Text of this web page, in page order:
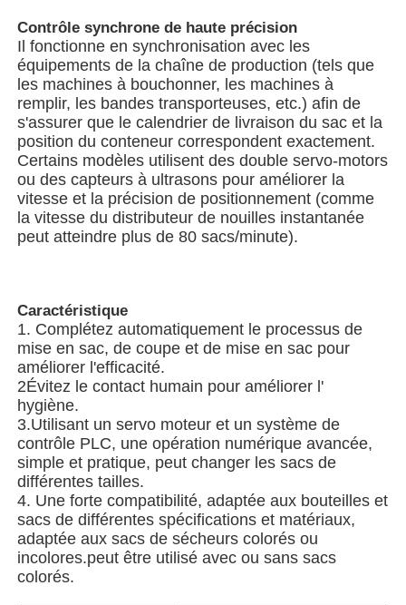
Machine à emballer des poids à plusieurs têtes
Machine d'emballage de poudre
Autre appareil
Services de transformation des emballages
Matériau d'emballage
Ligne de production spécialisée
Contrôle synchrone de haute précision
Il fonctionne en synchronisation avec les
équipements de la chaîne de production (tels que
les machines à bouchonner, les machines à
remplir, les bandes transporteuses, etc.) afin de
s'assurer que le calendrier de livraison du sac et la
position du conteneur correspondent exactement.
Certains modèles utilisent des double servo-motors
ou des capteurs à ultrasons pour améliorer la
vitesse et la précision de positionnement (comme
la vitesse du distributeur de nouilles instantanée
peut atteindre plus de 80 sacs/minute).
Caractéristique
1. Complétez automatiquement le processus de
mise en sac, de coupe et de mise en sac pour
améliorer l'efficacité.
2Évitez le contact humain pour améliorer l'
hygiène.
3.Utilisant un servo moteur et un système de
contrôle PLC, une opération numérique avancée,
simple et pratique, peut changer les sacs de
différentes tailles.
4. Une forte compatibilité, adaptée aux bouteilles et
sacs de différentes spécifications et matériaux,
adaptée aux sacs de sécheurs colorés ou
incolores.peut être utilisé avec ou sans sacs
colorés.